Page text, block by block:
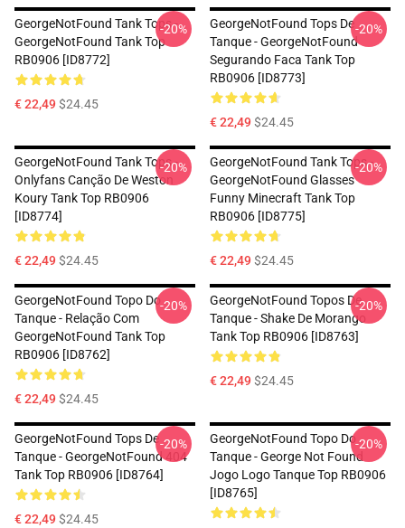
GeorgeNotFound Tank Tops -
GeorgeNotFound Tank Top
RB0906 [ID8772]
€ 22,49$24.45
-20%
GeorgeNotFound Tops De
Tanque - GeorgeNotFound
Segurando Faca Tank Top
RB0906 [ID8773]
€ 22,49$24.45
-20%
GeorgeNotFound Tank Tops -
Onlyfans Canção De Weston
Koury Tank Top RB0906
[ID8774]
€ 22,49$24.45
-20%
GeorgeNotFound Tank Tops -
GeorgeNotFound Glasses
Funny Minecraft Tank Top
RB0906 [ID8775]
€ 22,49$24.45
-20%
GeorgeNotFound Topo Do
Tanque - Relação Com
GeorgeNotFound Tank Top
RB0906 [ID8762]
€ 22,49$24.45
-20%
GeorgeNotFound Topos De
Tanque - Shake De Morango
Tank Top RB0906 [ID8763]
€ 22,49$24.45
-20%
GeorgeNotFound Tops De
Tanque - GeorgeNotFound 404
Tank Top RB0906 [ID8764]
€ 22,49$24.45
-20%
GeorgeNotFound Topo Do
Tanque - George Not Found
Jogo Logo Tanque Top RB0906
[ID8765]
-20%